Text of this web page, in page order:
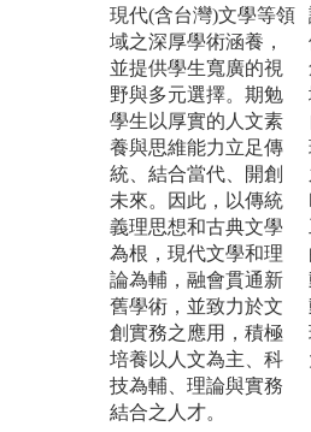
現代(含台灣)文學等領
域之深厚學術涵養，
並提供學生寬廣的視
野與多元選擇。期勉
學生以厚實的人文素
養與思維能力立足傳
統、結合當代、開創
未來。因此，以傳統
義理思想和古典文學
為根，現代文學和理
論為輔，融會貫通新
舊學術，並致力於文
創實務之應用，積極
培養以人文為主、科
技為輔、理論與實務
結合之人才。